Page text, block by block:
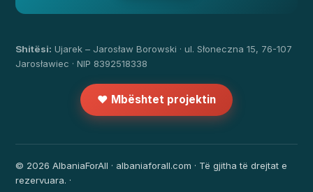
Shitësi: Ujarek – Jarosław Borowski · ul. Słoneczna 15, 76-107
Jarosławiec · NIP 8392518338
❤️ Mbështet projektin
© 2026 AlbaniaForAll · albaniaforall.com · Të gjitha të drejtat e
rezervuara. ·